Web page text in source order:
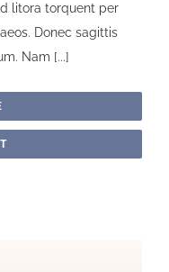
litora torquent per
Donec sagittis
Nam [...]